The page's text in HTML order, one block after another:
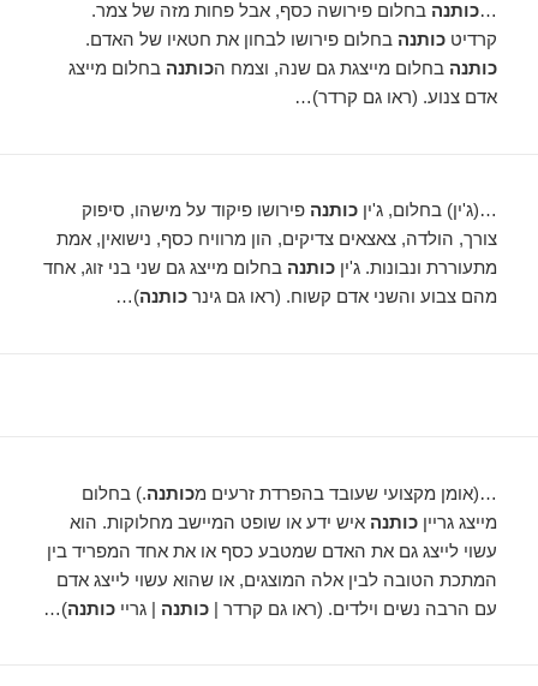
…כותנה בחלום פירושה כסף, אבל פחות מזה של צמר.
קרדיטכותנה בחלום פירושו לבחון את חטאיו של האדם.
כותנה בחלום מייצגת גם שנה, וצמח הכותנה בחלום מייצג
אדם צנוע. (ראו גם קרדר)…
…(ג'ין) בחלום, ג'יןכותנה פירושו פיקוד על מישהו, סיפוק
צורך, הולדה, צאצאים צדיקים, הון מרוויח כסף, נישואין, אמת
מתעוררת ונבונות. ג'יןכותנה בחלום מייצג גם שני בני זוג, אחד
מהם צבוע והשני אדם קשוח. (ראו גם גינרכותנה)…
…(אומן מקצועי שעובד בהפרדת זרעים מכותנה.) בחלום
מייצג גרייןכותנה איש ידע או שופט המיישב מחלוקות. הוא
עשוי לייצג גם את האדם שמטבע כסף או את אחד המפריד בין
המתכת הטובה לבין אלה המוצגים, או שהוא עשוי לייצג אדם
עם הרבה נשים וילדים. (ראו גם קרדר |כותנה | גרייכותנה)…